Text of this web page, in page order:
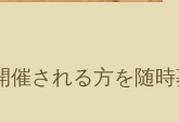
される方を随時